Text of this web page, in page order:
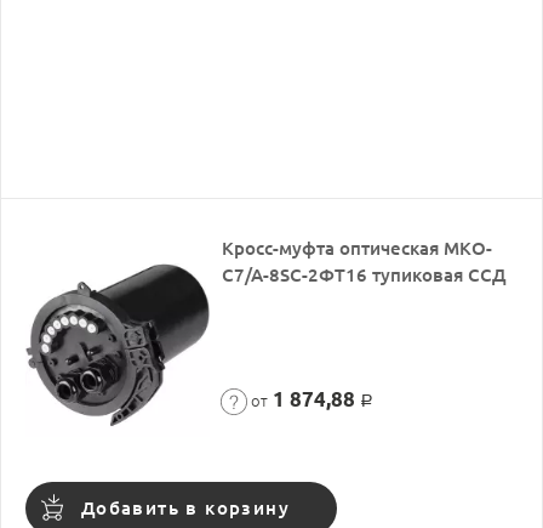
Кросс-муфта оптическая МКО-
С7/А-8SC-2ФТ16 тупиковая ССД
от 1 874,88 Р
Добавить в корзину